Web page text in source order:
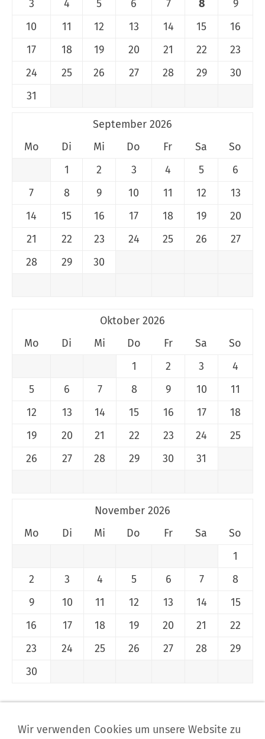
3
4 5 6 7 8
9
10
11 12 13 14 15
16
17
18 19 20 21 22
23
24
25 26 27 28 29
30
31
September 2026
Mo
Di Mi Do Fr Sa
So
1
2 3 4 5
6
7
8 9 10 11 12
13
14
15 16 17 18 19
20
21
22 23 24 25 26
27
28
29 30
Oktober 2026
Mo
Di Mi Do Fr Sa
So
1
2 3
4
5
6 7 8 9 10
11
12
13 14 15 16 17
18
19
20 21 22 23 24
25
26
27 28 29 30 31
November 2026
Mo
Di Mi Do Fr Sa
So
1
2
3 4 5 6 7
8
9
10 11 12 13 14
15
16
17 18 19 20 21
22
23
24 25 26 27 28
29
30
Impressum
Wir verwenden Cookies um unsere Website zu